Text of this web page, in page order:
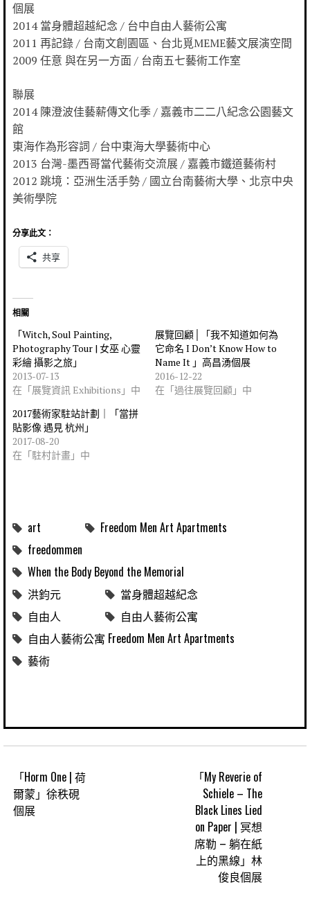
個展
2014 當身體超越紀念 / 台中自由人藝術公寓
2011 再記錄 / 台南文創園區、台北覓MEME藝文展演空間
2009 任意 與在另一方面 / 台南五七藝術工作室
聯展
2014 陳澄波佳藝薪傳文化季 / 嘉義市二二八紀念公園藝文
館
東海作為形容詞 / 台中東海大學藝術中心
2013 台灣-墨西哥當代藝術交流展 / 嘉義市鐵道藝術村
2012 跳境：亞洲生活手勢 / 國立台南藝術大學、北京中央
美術學院
分享此文：
共享
相關
「Witch, Soul Painting,
Photography Tour | 女巫 心靈
彩繪 攝影之旅」
2013-07-13
在「展覽資訊 Exhibitions」中
展覽回顧│「我不知道如何為
它命名 I Don’t Know How to
Name It 」高昌湧個展
2016-12-22
在「過往展覽回顧」中
2017藝術家駐站計劃｜「當拼
貼影像 遇見 杭州」
2017-08-20
在「駐村計畫」中
art
Freedom Men Art Apartments
freedommen
When the Body Beyond the Memorial
洪鈞元
當身體超越紀念
自由人
自由人藝術公寓
自由人藝術公寓 Freedom Men Art Apartments
藝術
「Horm One | 荷
爾蒙」徐秩硯
個展
「My Reverie of
Schiele – The
Black Lines Lied
on Paper | 冥想
席勒 – 躺在紙
上的黑線」林
俊良個展